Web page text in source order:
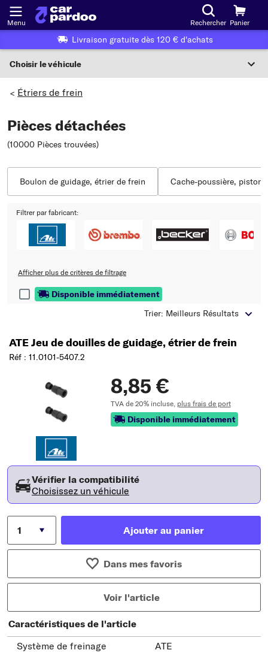
Menu Rechercher Panier
Livraison gratuite dès 120 € d'achats
Choisir le véhicule
Sélection du véhicule
Ou choix du véhicule selon les critères suivants :
> Étriers de frein
Pièces détachées
(10000 Pièces trouvées)
Boulon de guidage, étrier de frein Cache-poussière, piston
Filtrer par fabricant:
Afficher plus de critères de filtrage
Disponible immédiatement
Trier: Meilleurs Résultats
ATE Jeu de douilles de guidage, étrier de frein
Réf : 11.0101-5407.2
8,85 €
TVA de 20% incluse, plus frais de port
Disponible immédiatement
Vérifier la compatibilité
Choisissez un véhicule
Ajouter au panier
Dans mes favoris
Voir l'article
Caractéristiques de l'article
Système de freinage
ATE